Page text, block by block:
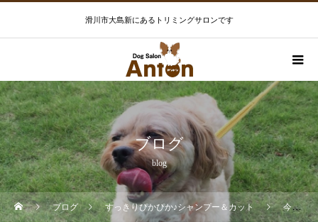
滑川市大島新にあるトリミングサロンです
ブログ
blog
ブログ すっきりぴかぴか♪シャンプー＆カット 今日は、シーズーミックス犬が2頭来てくれましたよ～